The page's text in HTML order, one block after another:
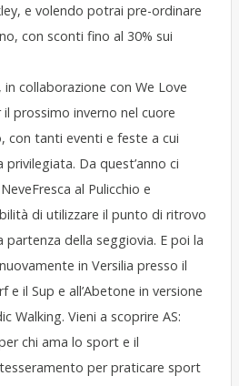
e volendo potrai pre-ordinare
con sconti fino al 30% sui
collaborazione con We Love
prossimo inverno nel cuore
con tanti eventi e feste a cui
Da quest’anno ci
al Pulicchio e
di utilizzare il punto di ritrovo
della seggiovia. E poi la
in Versilia presso il
e il Sup e all’Abetone in versione
Walking. Vieni a scoprire AS:
chi ama lo sport e il
per praticare sport